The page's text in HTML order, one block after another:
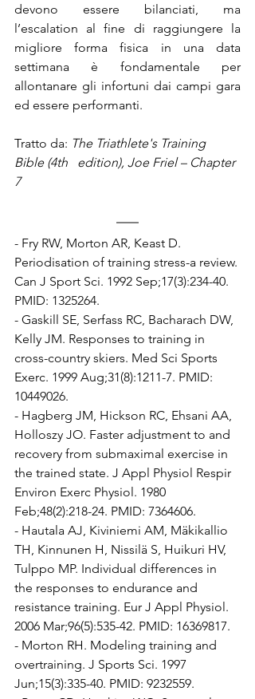
devono essere bilanciati, ma
l’escalation al fine di raggiungere la
migliore forma fisica in una data
settimana è fondamentale per
allontanare gli infortuni dai campi gara
ed essere performanti.
Tratto da: The Triathlete's Training
Bible (4th   edition), Joe Friel – Chapter
7
- Fry RW, Morton AR, Keast D.
Periodisation of training stress-a review.
Can J Sport Sci. 1992 Sep;17(3):234-40.
PMID: 1325264.
- Gaskill SE, Serfass RC, Bacharach DW,
Kelly JM. Responses to training in
cross-country skiers. Med Sci Sports
Exerc. 1999 Aug;31(8):1211-7. PMID:
10449026.
- Hagberg JM, Hickson RC, Ehsani AA,
Holloszy JO. Faster adjustment to and
recovery from submaximal exercise in
the trained state. J Appl Physiol Respir
Environ Exerc Physiol. 1980
Feb;48(2):218-24. PMID: 7364606.
- Hautala AJ, Kiviniemi AM, Mäkikallio
TH, Kinnunen H, Nissilä S, Huikuri HV,
Tulppo MP. Individual differences in
the responses to endurance and
resistance training. Eur J Appl Physiol.
2006 Mar;96(5):535-42. PMID: 16369817.
- Morton RH. Modeling training and
overtraining. J Sports Sci. 1997
Jun;15(3):335-40. PMID: 9232559.